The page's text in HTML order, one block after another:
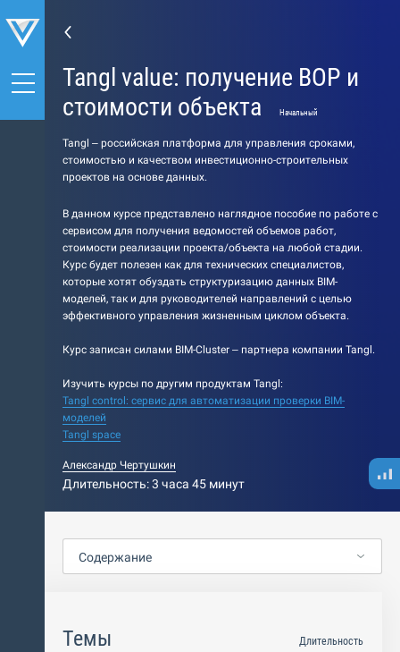
Tangl value: получение ВОР и
стоимости объекта
Начальный
Tangl – российская платформа для управления сроками,
стоимостью и качеством инвестиционно-строительных
проектов на основе данных.
В данном курсе представлено наглядное пособие по работе с
сервисом для получения ведомостей объемов работ,
стоимости реализации проекта/объекта на любой стадии.
Курс будет полезен как для технических специалистов,
которые хотят обуздать структуризацию данных BIM-
моделей, так и для руководителей направлений с целью
эффективного управления жизненным циклом объекта.
Курс записан силами BIM-Cluster – партнера компании Tangl.
Изучить курсы по другим продуктам Tangl:
Tangl control: сервис для автоматизации проверки BIM-
моделей
Tangl space
Александр Чертушкин
Длительность: 3 часа 45 минут
Содержание
Темы Длительность